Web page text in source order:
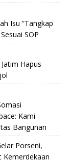
Isu “Tangkap
SOP
Hapus
Kami
Bangunan
Porseni,
Kemerdekaan